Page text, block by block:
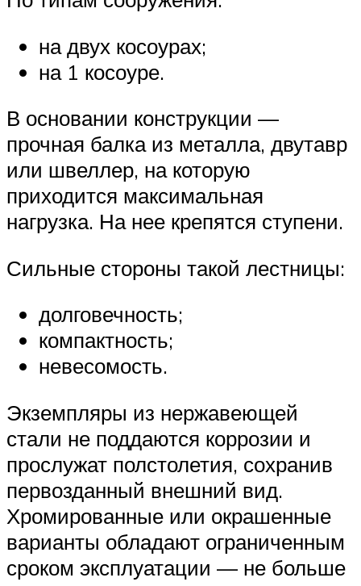
на двух косоурах;
на 1 косоуре.
В основании конструкции —
прочная балка из металла, двутавр
или швеллер, на которую
приходится максимальная
нагрузка. На нее крепятся ступени.
Сильные стороны такой лестницы:
долговечность;
компактность;
невесомость.
Экземпляры из нержавеющей
стали не поддаются коррозии и
прослужат полстолетия, сохранив
первозданный внешний вид.
Хромированные или окрашенные
варианты обладают ограниченным
сроком эксплуатации — не больше